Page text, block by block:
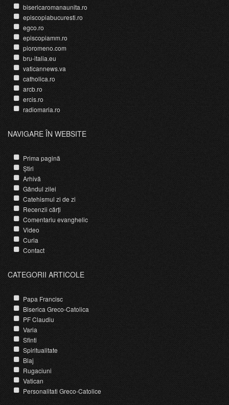
bisericaromanaunita.ro
episcopiabucuresti.ro
egco.ro
episcopiamm.ro
pioromeno.com
bru-italia.eu
vaticannews.va
catholica.ro
arcb.ro
ercis.ro
radiomaria.ro
NAVIGARE ÎN WEBSITE
Prima pagină
Știri
Arhivă
Gândul zilei
Catehismul zi de zi
Recenzii cărți
Comentariu evanghelic
Video
Curia
Contact
CATEGORII ARTICOLE
Papa Francisc
Biserica Greco-Catolica
PF Claudiu
Varia
Sfinti
Spiritualitate
Blaj
Rugaciuni
Vatican
Personalitati Greco-Catolice